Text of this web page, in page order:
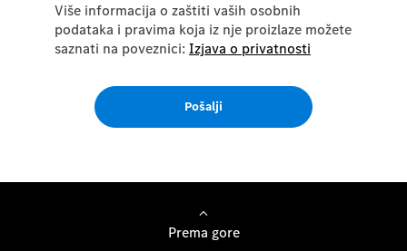
Više informacija o zaštiti vaših osobnih
podataka i pravima koja iz nje proizlaze možete
saznati na poveznici: Izjava o privatnosti
Pošalji
Prema gore